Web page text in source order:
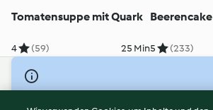
Tomatensuppe mit Quark
4 (59) 25 Min
Beerencake
5 (233)
© Copyright 2026